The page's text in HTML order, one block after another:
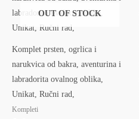
OUT OF STOCK
Komplet prsten, ogrlica i
narukvica od bakra, aventurina i
labradorita ovalnog oblika,
Unikat, Ručni rad,
Kompleti